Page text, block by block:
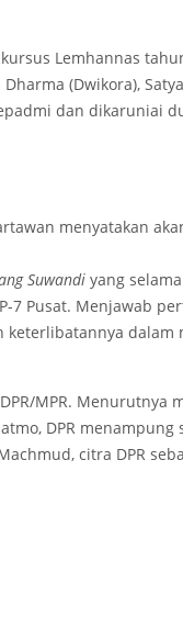
Lemhannas
(Dwikora),
dan dikaruniai
menyatakan
Suwandi yang
7 Pusat. Menjawab
keterlibatannya dalam
MPR. Menurutnya
DPR
citra DPR